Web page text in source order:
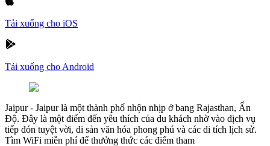
Tải xuống cho iOS
Tải xuống cho Android
Jaipur- Jaipur là một thành phố nhộn nhịp ở bang Rajasthan, Ấn
Độ. Đây là một điểm đến yêu thích của du khách nhờ vào dịch vụ
tiếp đón tuyệt vời, di sản văn hóa phong phú và các di tích lịch sử.
Tìm WiFi miễn phí để thưởng thức các điểm tham